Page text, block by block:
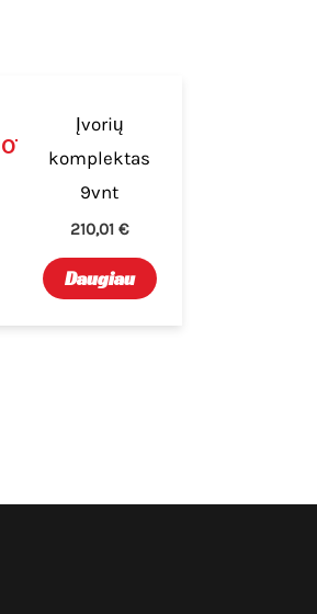
Įvorių
komplektas
9vnt
210,01€
Daugiau